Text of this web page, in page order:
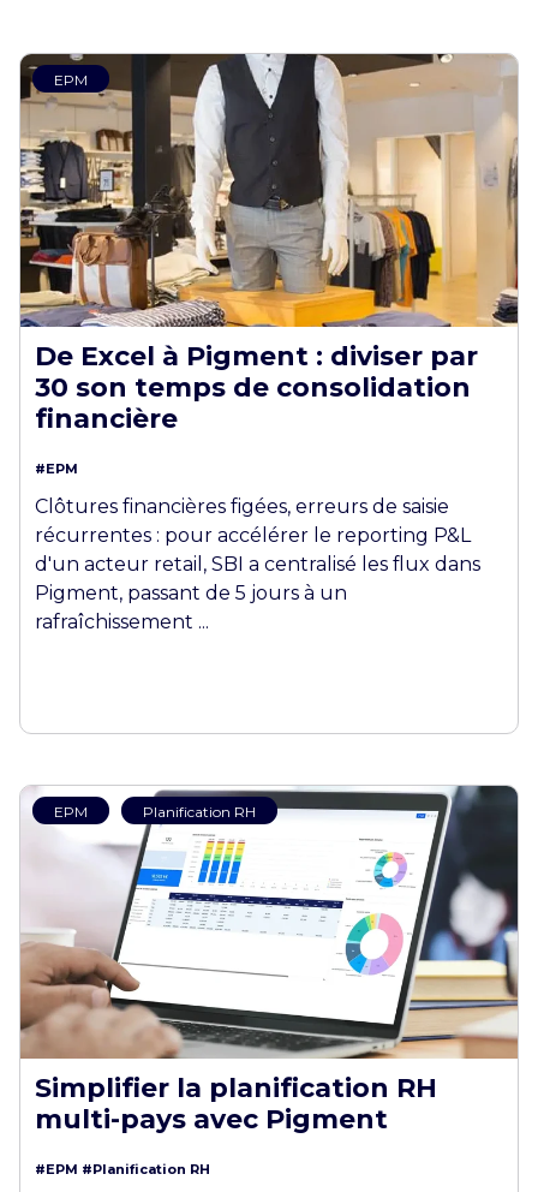
EPM
De Excel à Pigment : diviser par
30 son temps de consolidation
financière
#EPM
Clôtures financières figées, erreurs de saisie
récurrentes : pour accélérer le reporting P&L
d'un acteur retail, SBI a centralisé les flux dans
Pigment, passant de 5 jours à un
rafraîchissement ...
EPM Planification RH
Simplifier la planification RH
multi-pays avec Pigment
#EPM #Planification RH